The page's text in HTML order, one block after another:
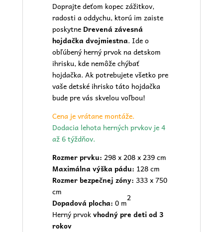
Doprajte deťom kopec zážitkov,
radosti a oddychu, ktorú im zaiste
poskytne Drevená závesná
hojdačka dvojmiestna. Ide o
obľúbený herný prvok na detskom
ihrisku, kde nemôže chýbať
hojdačka. Ak potrebujete všetko pre
vašedetské ihriskotáto hojdačka
bude pre vás skvelou voľbou!
Cena je vrátane montáže.
Dodacia lehota herných prvkov je 4
až 6 týždňov.
Rozmer prvku: 298 x 208 x 239 cm
Maximálna výška pádu: 128 cm
Rozmer bezpečnej zóny: 333 x 750
cm
Dopadová plocha: 0 m
2
Herný prvokvhodný pre deti od 3
rokov